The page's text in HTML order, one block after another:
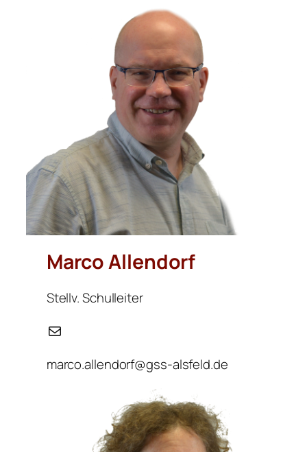
Marco Allendorf
Stellv. Schulleiter
E-Mail
marco.allendorf@gss-alsfeld.de